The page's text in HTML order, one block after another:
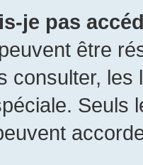
je pas
être
consulter,
Seuls